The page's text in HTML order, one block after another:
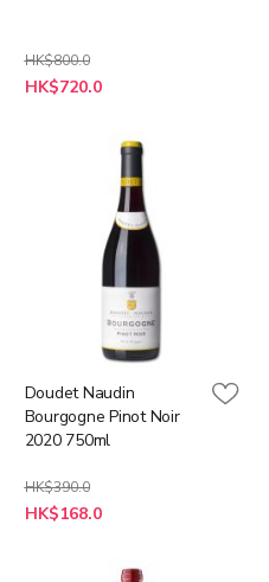
HK$800.0
特
殊
HK$720.0
Doudet Naudin
Bourgogne Pinot Noir
2020 750ml
HK$390.0
特
殊
HK$168.0